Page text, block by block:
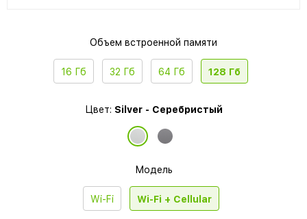
Объем встроенной памяти
16 Гб 32 Гб 64 Гб 128 Гб
Цвет: Silver - Серебристый
Модель
Wi-Fi Wi-Fi + Cellular